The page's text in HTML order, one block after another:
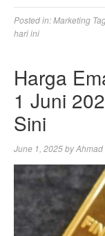
Posted in:Marketing
hari ini
Harga
1 Juni
Sini
June 1, 2025by